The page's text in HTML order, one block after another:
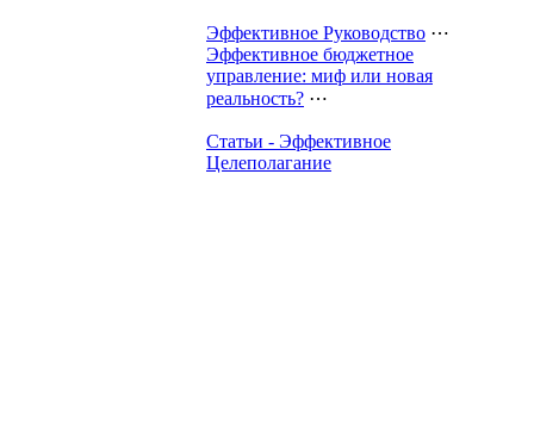
Эффективное Руководство ⋯
Эффективное бюджетное
управление: миф или новая
реальность? ⋯
Статьи - Эффективное
Целеполагание